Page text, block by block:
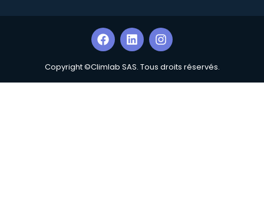
Copyright ©Climlab SAS. Tous droits réservés.